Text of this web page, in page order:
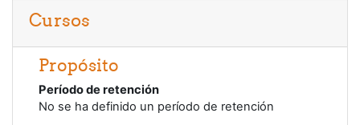
Cursos
Propósito
Período de retención
No se ha definido un período de retención